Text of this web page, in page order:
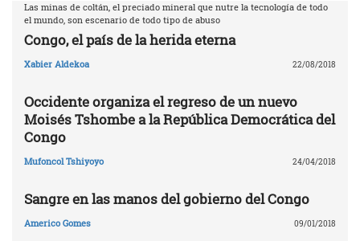
Las minas de coltán, el preciado mineral que nutre la tecnología de todo
el mundo, son escenario de todo tipo de abuso
Congo, el país de la herida eterna
Xabier Aldekoa 22/08/2018
Occidente organiza el regreso de un nuevo
Moisés Tshombe a la República Democrática del
Congo
Mufoncol Tshiyoyo 24/04/2018
Sangre en las manos del gobierno del Congo
Americo Gomes 09/01/2018